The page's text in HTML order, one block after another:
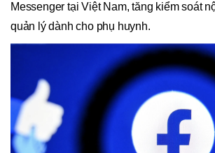
Messenger tại Việt Nam, tăng kiểm soát
quản lý dành cho phụ huynh.